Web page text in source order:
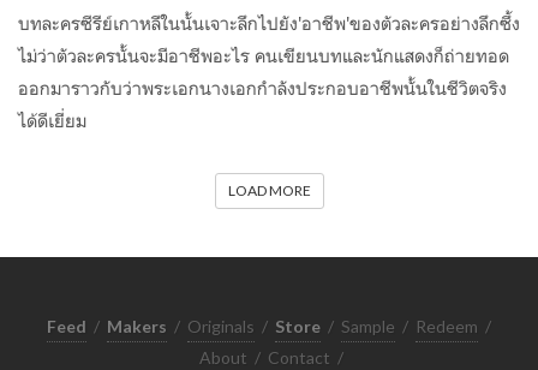
บทละครซีรีย์เกาหลีในนั้นเจาะลึกไปยัง'อาชีพ'ของตัวละครอย่างลึกซึ้ง
ไม่ว่าตัวละครนั้นจะมีอาชีพอะไร คนเขียนบทและนักแสดงก็ถ่ายทอด
ออกมาราวกับว่าพระเอกนางเอกกำลังประกอบอาชีพนั้นในชีวิตจริง
ได้ดีเยี่ยม
LOAD MORE
Feed / Makers / Originals / Store / Sample / Redeem /
About / Contact /